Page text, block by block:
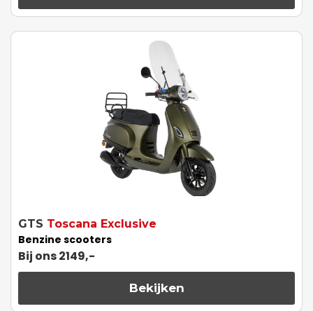
GTS Toscana Exclusive
Benzine scooters
Bij ons 2149,-
Bekijken